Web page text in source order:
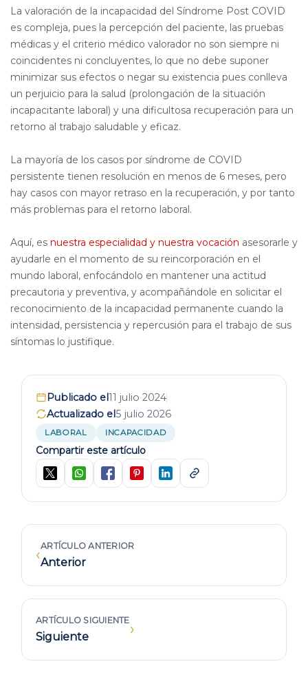
La valoración de la incapacidad del Síndrome Post COVID
es compleja, pues la percepción del paciente, las pruebas
médicas y el criterio médico valorador no son siempre ni
coincidentes ni concluyentes, lo que no debe suponer
minimizar sus efectos o negar su existencia pues conlleva
un perjuicio para la salud (prolongación de la situación
incapacitante laboral) y una dificultosa recuperación para un
retorno al trabajo saludable y eficaz.
La mayoría de los casos por síndrome de COVID
persistente tienen resolución en menos de 6 meses, pero
hay casos con mayor retraso en la recuperación, y por tanto
más problemas para el retorno laboral.
Aquí, es nuestra especialidad y nuestra vocación asesorarle y
ayudarle en el momento de su reincorporación en el
mundo laboral, enfocándolo en mantener una actitud
precautoria y preventiva, y acompañándole en solicitar el
reconocimiento de la incapacidad permanente cuando la
intensidad, persistencia y repercusión para el trabajo de sus
síntomas lo justifique.
Publicado el11 julio 2024
Actualizado el5 julio 2026
LABORAL INCAPACIDAD
Compartir este artículo
‹ARTÍCULO ANTERIOR
Anterior
ARTÍCULO SIGUIENTE
Siguiente ›